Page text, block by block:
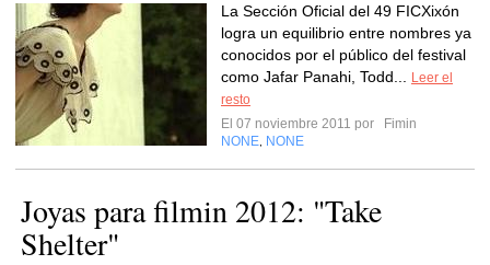
La Sección Oficial del 49 FICXixón
logra un equilibrio entre nombres ya
conocidos por el público del festival
como Jafar Panahi, Todd...
Leer el
resto
El 07 noviembre 2011 por
Fimin
NONE NONE
Joyas para filmin 2012: "Take
Shelter"